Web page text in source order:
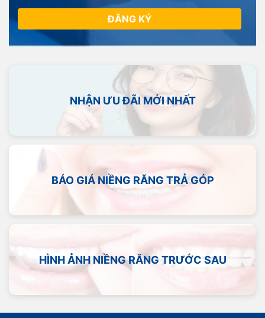
ĐĂNG KÝ
NHẬN ƯU ĐÃI MỚI NHẤT
BÁO GIÁ NIỀNG RĂNG TRẢ GÓP
HÌNH ẢNH NIỀNG RĂNG TRƯỚC SAU